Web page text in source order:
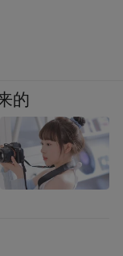
的